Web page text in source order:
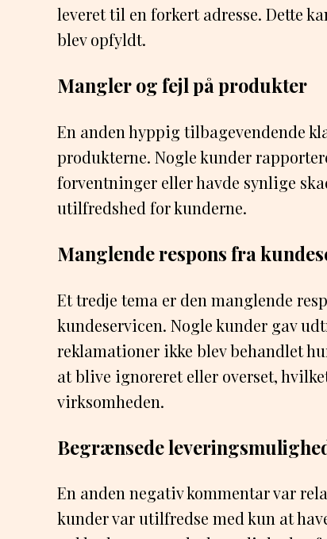
leveret til en forkert adresse. Dette
blev opfyldt.
Mangler og fejl på produkter
En anden hyppig tilbagevendende
produkterne. Nogle kunder
forventninger eller havde synlige
utilfredshed for kunderne.
Manglende respons fra
Et tredje tema er den manglende
kundeservicen. Nogle kunder gav
reklamationer ikke blev behandlet
at blive ignoreret eller overset,
virksomheden.
Begrænsede
En anden negativ kommentar var
kunder var utilfredse med kun at